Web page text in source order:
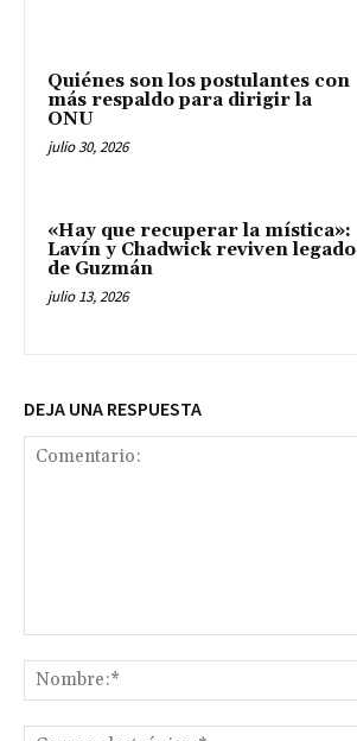
Quiénes son los postulantes con
más respaldo para dirigir la
ONU
julio 30, 2026
«Hay que recuperar la mística»:
Lavín y Chadwick reviven legado
de Guzmán
julio 13, 2026
DEJA UNA RESPUESTA